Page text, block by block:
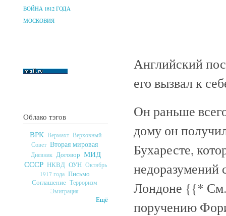
ВОЙНА 1812 ГОДА
МОСКОВИЯ
Облако тэгов
ВРК Вермахт Верховный
Совет Вторая мировая
Дневник Договор МИД
СССР НКВД ОУН Октябрь
1917 года Письмо
Соглашение Терроризм
Эмиграция
Ещё
Английский
его вызвал к
Он раньше
дому он
Бухаресте,
недоразумений
Лондоне {{* См.
поручению